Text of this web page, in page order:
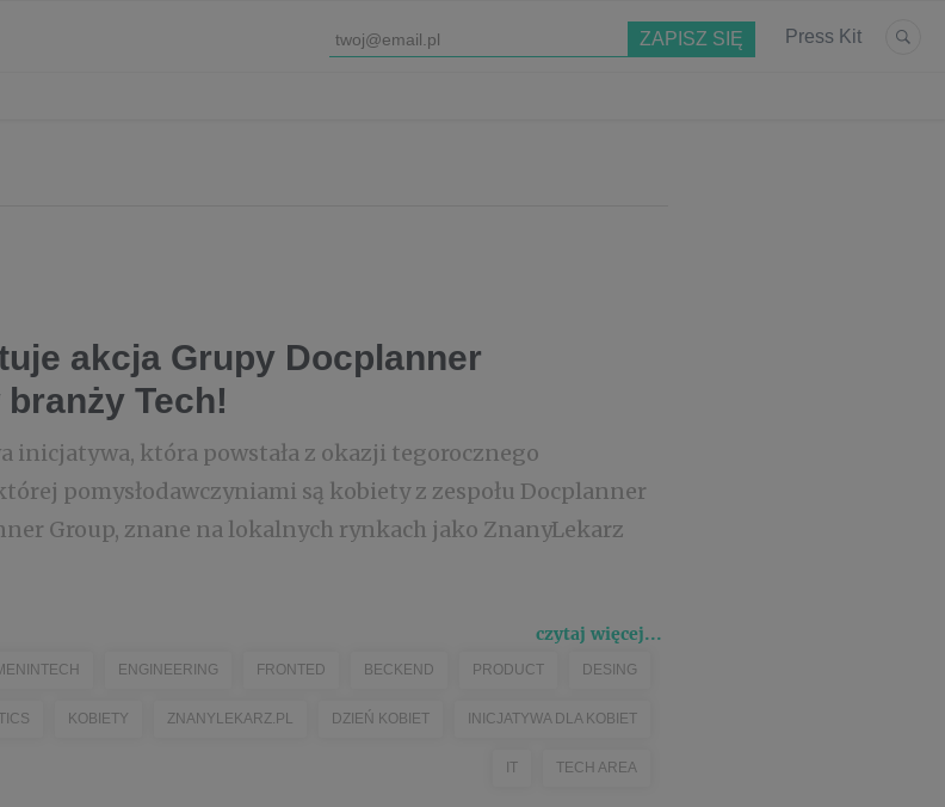
Press Kit
akcja Grupy Docplanner
Tech!
inicjatywa, która powstała z okazji tegorocznego
pomysłodawczyniami są kobiety z zespołu Docplanner
Group, znane na lokalnych rynkach jako ZnanyLekarz
czytaj więcej...
ENGINEERING FRONTED BECKEND PRODUCT DESING
KOBIETY ZNANYLEKARZ.PL DZIEŃ KOBIET INICJATYWA DLA KOBIET
IT TECH AREA